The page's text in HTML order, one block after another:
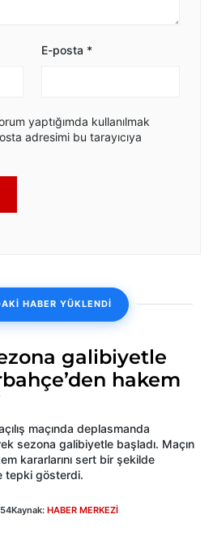
E-posta *
yaptığımda kullanılmak
adresimi bu tarayıcıya
HABER YÜKLENDİ
galibiyetle
hakem
maçında deplasmanda
sezona galibiyetle başladı. Maçın
kararlarını sert bir şekilde
tepki gösterdi.
Kaynak: HABER MERKEZİ